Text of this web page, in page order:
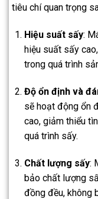
tiêu chí quan trọng
Hiệu suất sấy:
hiệu suất sấy
trong quá trình
Độ ổn định và
sẽ hoạt động ổn
cao, giảm thiểu
quá trình sấy.
Chất lượng sấy:
bảo chất lượng
đồng đều, không